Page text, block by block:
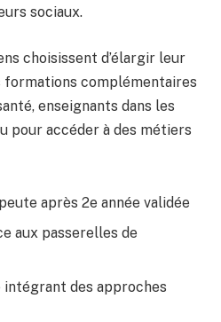
sociaux.
choisissent d’élargir leur
formations complémentaires
enseignants dans les
pour accéder à des métiers
après 2e année validée
aux passerelles de
intégrant des approches